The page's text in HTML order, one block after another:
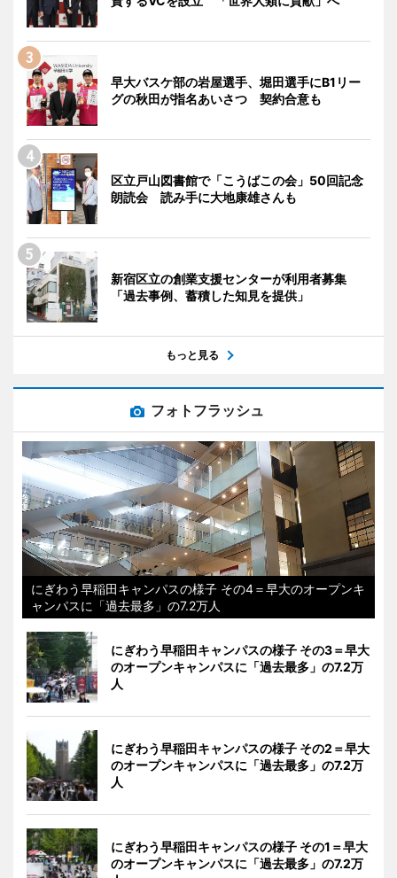
早大バスケ部の岩屋選手、堀田選手にB1リー
グの秋田が指名あいさつ 契約合意も
区立戸山図書館で「こうばこの会」50回記念
朗読会 読み手に大地康雄さんも
新宿区立の創業支援センターが利用者募集
「過去事例、蓄積した知見を提供」
もっと見る
フォトフラッシュ
にぎわう早稲田キャンパスの様子 その4＝早大のオープンキ
ャンパスに「過去最多」の7.2万人
にぎわう早稲田キャンパスの様子 その3＝早大
のオープンキャンパスに「過去最多」の7.2万
人
にぎわう早稲田キャンパスの様子 その2＝早大
のオープンキャンパスに「過去最多」の7.2万
人
にぎわう早稲田キャンパスの様子 その1＝早大
のオープンキャンパスに「過去最多」の7.2万